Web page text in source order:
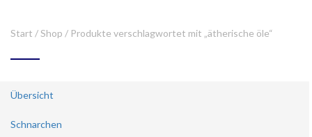
Start /Shop / Produkte verschlagwortet mit „ätherische öle“
Übersicht
Schnarchen